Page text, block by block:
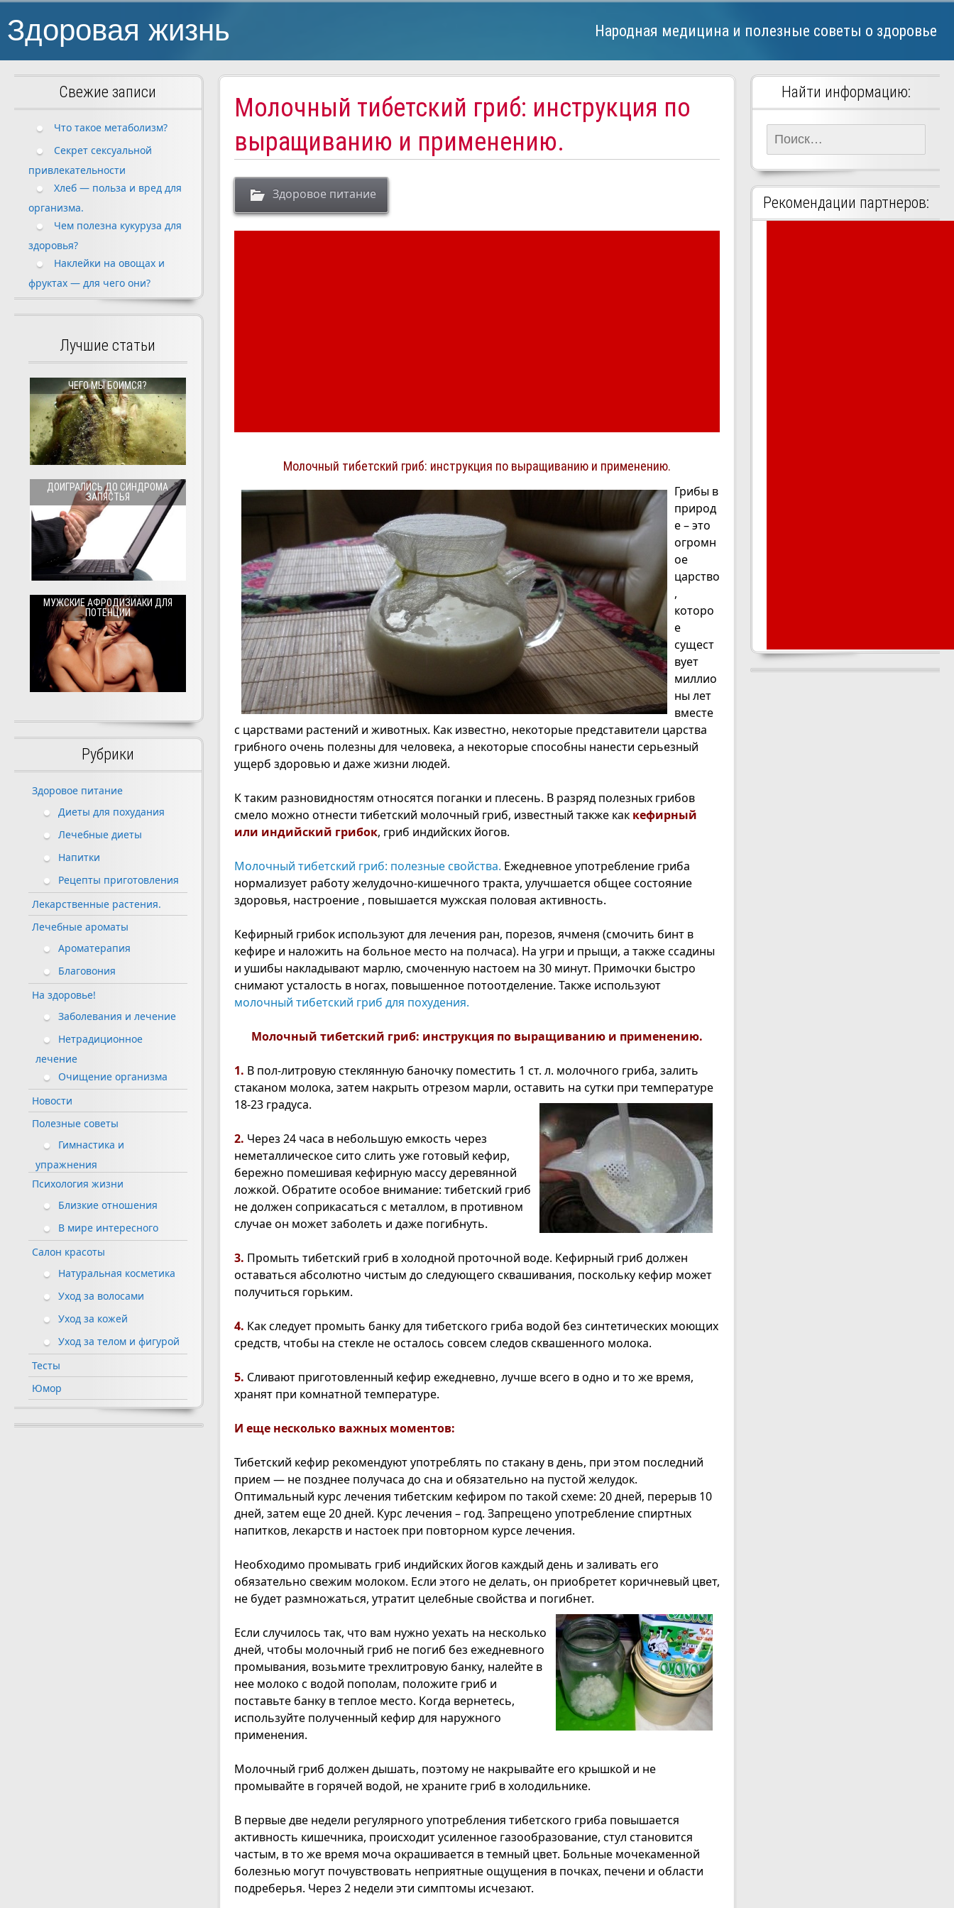
Здоровая жизнь Народная медицина и полезные советы о здоровье
Молочный тибетский гриб: инструкция по
выращиванию и применению.
Здоровое питание
Молочный тибетский гриб: инструкция по выращиванию и применению.
Грибы в
природ
е – это
огромн
ое
царство
,
которо
е
сущест
вует
миллио
ны лет
вместе
с царствами растений и животных. Как известно, некоторые представители царства
грибного очень полезны для человека, а некоторые способны нанести серьезный
ущерб здоровью и даже жизни людей.
К таким разновидностям относятся поганки и плесень. В разряд полезных грибов
смело можно отнести тибетский молочный гриб, известный также как кефирный
или индийский грибок, гриб индийских йогов.
Молочный тибетский гриб: полезные свойства. Ежедневное употребление гриба
нормализует работу желудочно-кишечного тракта, улучшается общее состояние
здоровья, настроение , повышается мужская половая активность.
Кефирный грибок используют для лечения ран, порезов, ячменя (смочить бинт в
кефире и наложить на больное место на полчаса). На угри и прыщи, а также ссадины
и ушибы накладывают марлю, смоченную настоем на 30 минут. Примочки быстро
снимают усталость в ногах, повышенное потоотделение. Также используют
молочный тибетский гриб для похудения.
Молочный тибетский гриб: инструкция по выращиванию и применению.
1. В пол-литровую стеклянную баночку поместить 1 ст. л. молочного гриба, залить
стаканом молока, затем накрыть отрезом марли, оставить на сутки при температуре
18-23 градуса.
2. Через 24 часа в небольшую емкость через
неметаллическое сито слить уже готовый кефир,
бережно помешивая кефирную массу деревянной
ложкой. Обратите особое внимание: тибетский гриб
не должен соприкасаться с металлом, в противном
случае он может заболеть и даже погибнуть.
3. Промыть тибетский гриб в холодной проточной воде. Кефирный гриб должен
оставаться абсолютно чистым до следующего сквашивания, поскольку кефир может
получиться горьким.
4. Как следует промыть банку для тибетского гриба водой без синтетических моющих
средств, чтобы на стекле не осталось совсем следов сквашенного молока.
5. Сливают приготовленный кефир ежедневно, лучше всего в одно и то же время,
хранят при комнатной температуре.
И еще несколько важных моментов:
Тибетский кефир рекомендуют употреблять по стакану в день, при этом последний
прием — не позднее получаса до сна и обязательно на пустой желудок.
Оптимальный курс лечения тибетским кефиром по такой схеме: 20 дней, перерыв 10
дней, затем еще 20 дней. Курс лечения – год. Запрещено употребление спиртных
напитков, лекарств и настоек при повторном курсе лечения.
Необходимо промывать гриб индийских йогов каждый день и заливать его
обязательно свежим молоком. Если этого не делать, он приобретет коричневый цвет,
не будет размножаться, утратит целебные свойства и погибнет.
Если случилось так, что вам нужно уехать на несколько
дней, чтобы молочный гриб не погиб без ежедневного
промывания, возьмите трехлитровую банку, налейте в
нее молоко с водой пополам, положите гриб и
поставьте банку в теплое место. Когда вернетесь,
используйте полученный кефир для наружного
применения.
Молочный гриб должен дышать, поэтому не накрывайте его крышкой и не
промывайте в горячей водой, не храните гриб в холодильнике.
В первые две недели регулярного употребления тибетского гриба повышается
активность кишечника, происходит усиленное газообразование, стул становится
частым, в то же время моча окрашивается в темный цвет. Больные мочекаменной
болезнью могут почувствовать неприятные ощущения в почках, печени и области
подреберья. Через 2 недели эти симптомы исчезают.
Свежие записи
Что такое метаболизм?
Секрет сексуальной
привлекательности
Хлеб — польза и вред для
организма.
Чем полезна кукуруза для
здоровья?
Наклейки на овощах и
фруктах — для чего они?
Лучшие статьи
ЧЕГО МЫ БОИМСЯ?
ДОИГРАЛИСЬ ДО СИНДРОМА
ЗАПЯСТЬЯ
МУЖСКИЕ АФРОДИЗИАКИ ДЛЯ
ПОТЕНЦИИ
Рубрики
Здоровое питание
Диеты для похудания
Лечебные диеты
Напитки
Рецепты приготовления
Лекарственные растения.
Лечебные ароматы
Ароматерапия
Благовония
На здоровье!
Заболевания и лечение
Нетрадиционное
лечение
Очищение организма
Новости
Полезные советы
Гимнастика и
упражнения
Психология жизни
Близкие отношения
В мире интересного
Салон красоты
Натуральная косметика
Уход за волосами
Уход за кожей
Уход за телом и фигурой
Тесты
Юмор
Найти информацию:
Рекомендации партнеров: